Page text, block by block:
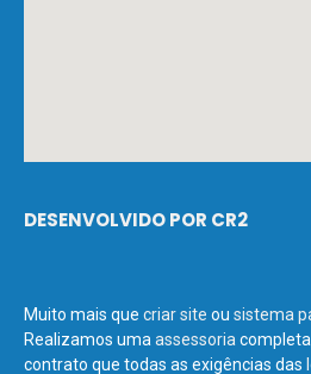
DESENVOLVIDO POR CR2
Muito mais que criar site ou sistema
Realizamos umaassessoria
contrato que todas as exigências das